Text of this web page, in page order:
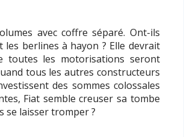
avec coffre séparé. Ont-ils
berlines à hayon ? Elle devrait
les motorisations seront
tous les autres constructeurs
des sommes colossales
Fiat semble creuser sa tombe
se laisser tromper ?